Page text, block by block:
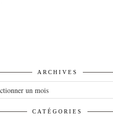
ARCHIVES
CATÉGORIES